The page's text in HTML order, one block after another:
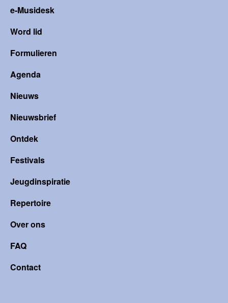
e-Musidesk
Word lid
Formulieren
Agenda
Nieuws
Nieuwsbrief
Ontdek
Festivals
Jeugdinspiratie
Repertoire
Over ons
FAQ
Contact